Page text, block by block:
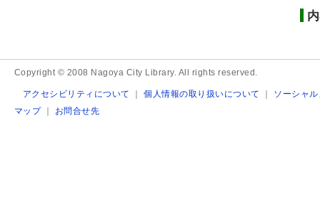
Copyright © 2008 Nagoya City Library. All rights reserved.
アクセシビリティについて ｜個人情報の取り扱いについて ｜ ソーシャ
マップ｜ お問合せ先